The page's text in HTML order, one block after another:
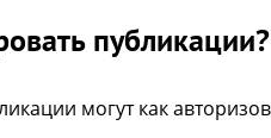
публикации?
могут как